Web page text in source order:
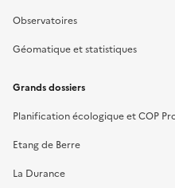
Observatoires
Géomatique et statistiques
Grands dossiers
Planification écologique et COP
Etang de Berre
La Durance